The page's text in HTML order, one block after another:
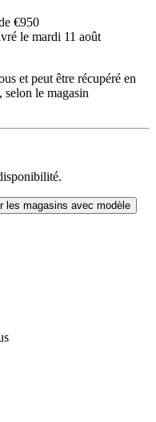
€950
le mardi 11 août
et peut être récupéré en
selon le magasin
les magasins avec modèle